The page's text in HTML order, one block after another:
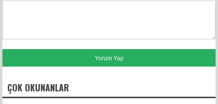
ÇOK OKUNANLAR